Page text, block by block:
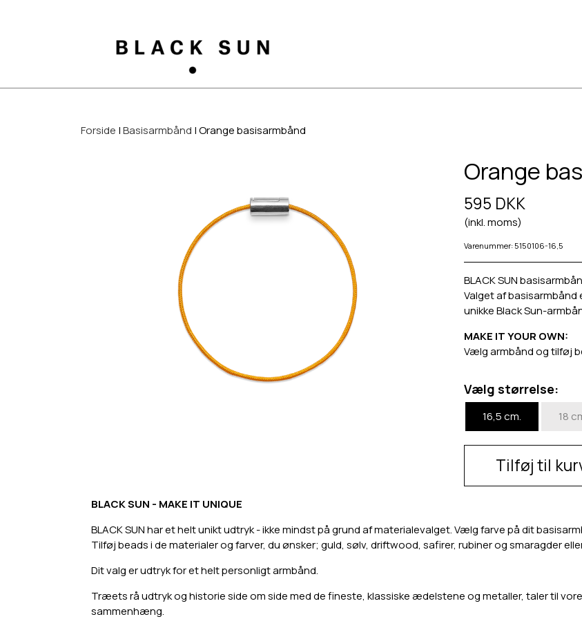
Forside Basisarmbånd Orange basisarmbånd
Orange
595 DKK
(inkl. moms)
Varenummer: 5150106-16,5
BLACK SUN
Valget af
unikke Black Sun-
MAKE IT YOUR OWN:
Vælg armbånd og tilføj
Vælg størrelse:
16,5 cm. 18
Tilføj til
BLACK SUN - MAKE IT UNIQUE
BLACK SUN har et helt unikt udtryk - ikke mindst på grund af materialevalget. Vælg farve på dit
Tilføj beads i de materialer og farver, du ønsker; guld, sølv, driftwood, safirer, rubiner og smaragder
Dit valg er udtryk for et helt personligt armbånd.
Træets rå udtryk og historie side om side med de fineste, klassiske ædelstene og metaller, taler til
sammenhæng.